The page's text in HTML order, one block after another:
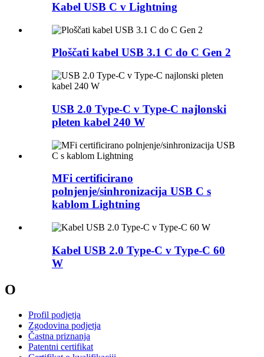
Kabel USB C v Lightning
Ploščati kabel USB 3.1 C do C Gen 2
USB 2.0 Type-C v Type-C najlonski
pleten kabel 240 W
MFi certificirano
polnjenje/sinhronizacija USB C s
kablom Lightning
Kabel USB 2.0 Type-C v Type-C 60
W
O
Profil podjetja
Zgodovina podjetja
Častna priznanja
Patentni certifikat